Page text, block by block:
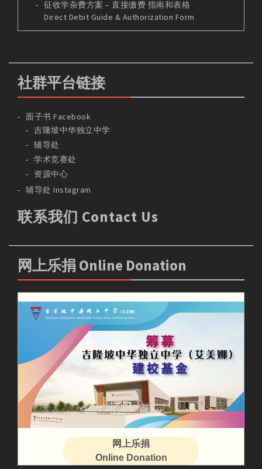
征收学杂费方案 – 直接缴费 指南和表格
Direct Debit Guide & Authorization Form
社群平台链接
面子书 Facebook
吉隆坡中华独立中学
辅导处
学术竞赛处
资源中心
辅导处 Instagram
联系我们 Contact Us
网上乐捐 Online Donation
网上乐捐
Online Donation